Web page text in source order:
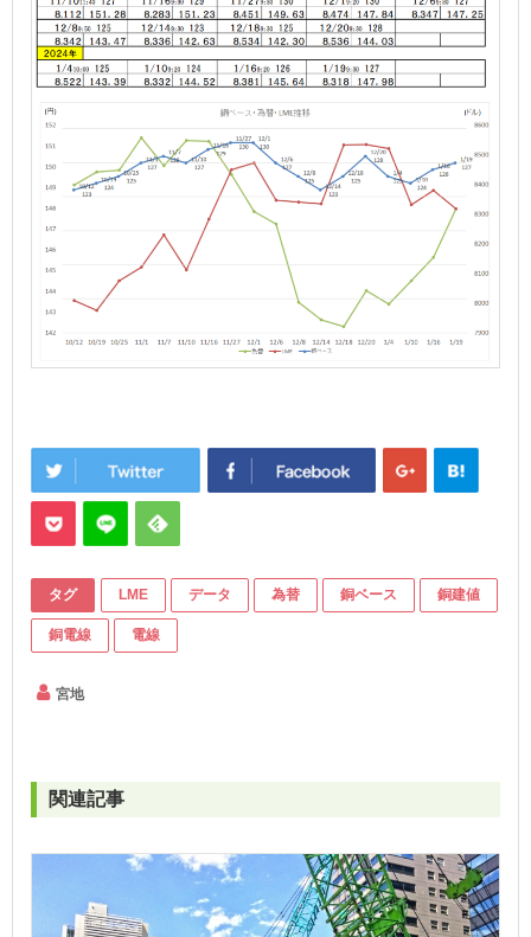
タグ LME データ 為替 銅ベース 銅建値
銅電線 電線
宮地
関連記事